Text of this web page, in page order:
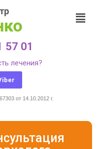
57 01
лечения?
от 14.10.2012 г.